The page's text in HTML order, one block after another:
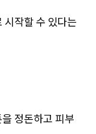
시작할 수 있다는
정돈하고 피부